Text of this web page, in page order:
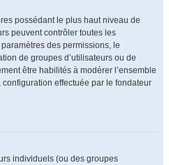
possédant le plus haut niveau de
peuvent contrôler toutes les
des permissions, le
de groupes d’utilisateurs ou de
être habilités à modérer l’ensemble
effectuée par le fondateur
individuels (ou des groupes